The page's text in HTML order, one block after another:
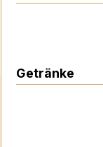
Getränke